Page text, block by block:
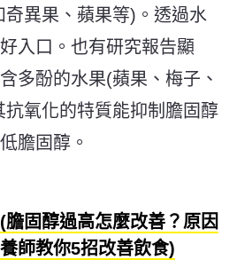
異果、蘋果等)。透過水
入口。也有研究報告顯
多酚的水果(蘋果、梅子、
氧化的特質能抑制膽固醇
膽固醇。
固醇過高怎麼改善？原因
師教你5招改善飲食)